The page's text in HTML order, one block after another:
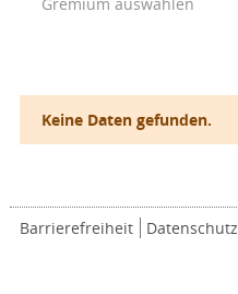
Keine Daten gefunden.
Barrierefreiheit Datenschutz